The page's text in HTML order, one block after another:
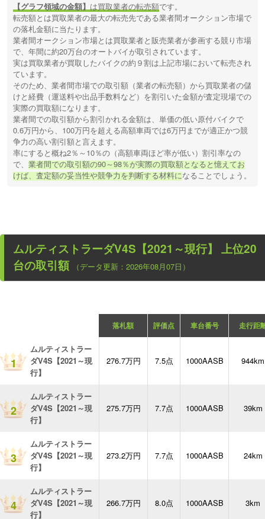
【グラフ領域の金額】 は買取業者の転売額です。
転売額とは買取業者の最大の転売先である業者間オークション市場で
の落札金額に当たります。
業者間オークション市場とは買取業者と販売業者が参画する競り市場
で、年間に約20万台のオートバイが取引されています。
実は買取業者が買取したバイクの約９割は上記市場において転売され
ています。
そのため、業者間市場での取引額（業者の転売額）から買取業者の儲
けと経費（運送料や出品手数料など）を割引いた金額が査定現場での
実際の買取額になります。
業者間での取引額から割引かれる金額は、単価の低い原付バイクで
0.6万円から、100万円を超える高額車両では6万円までが適正かつ競
争力の高い割引額と言えます。
率にすると概ね2％～10％の（高額車両ほど率が低い）割引率なの
で、業者間での取引額の90～98％が実際の買取額となると憶えてお
けば、査定額の妥当性や競争力を判断する材料になることでしょう。
ムルティストラーダV4S【2021～現行】
台の取引額
（データ更新：2026年08月07日）
落札額 評価点 車台番号 走行距
1
ムルティストラー
ダV4S【2021～現
行】
276.7万円 7.5点 1000AASB 944km
2
ムルティストラー
ダV4S【2021～現
行】
275.7万円 7.7点 1000AASB 39km
3
ムルティストラー
ダV4S【2021～現
行】
273.2万円 7.7点 1000AASB 24km
4
ムルティストラー
ダV4S【2021～現
行】
266.7万円 8.0点 1000AASB 3km